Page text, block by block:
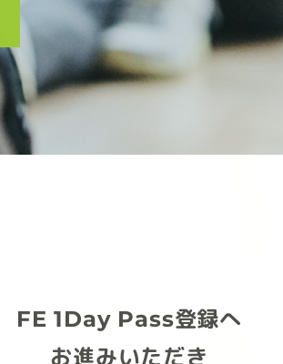
FE 1Day Pass登録へ
お進みいただき